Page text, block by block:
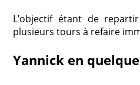
L’objectif étant de
plusieurs tours à refaire
Yannick en